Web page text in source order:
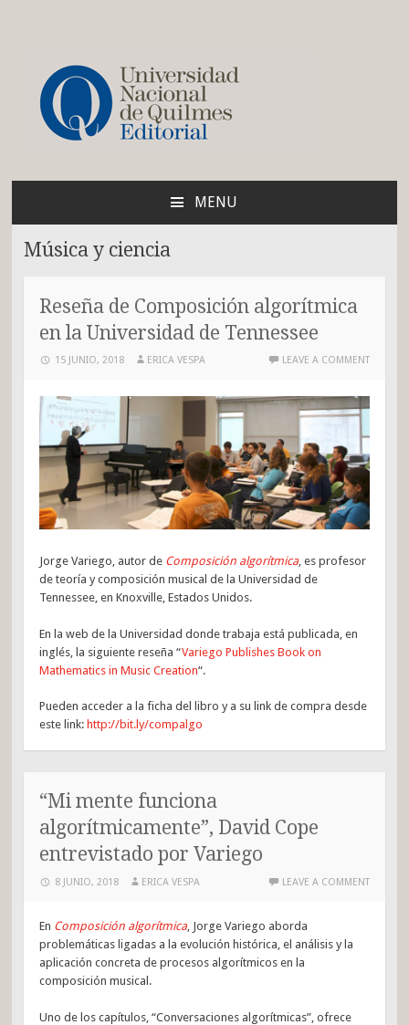
Blog de la Editorial de
MENU
CONTENT
Música y ciencia
Reseña de Composición algorítmica
en la Universidad de Tennessee
15 JUNIO, 2018 ERICA VESPA LEAVE A COMMENT
Jorge Variego, autor de Composición algorítmica, es profesor
de teoría y composición musical de la Universidad de
Tennessee, en Knoxville, Estados Unidos.
En la web de la Universidad donde trabaja está publicada, en
inglés, la siguiente reseña “Variego Publishes Book on
Mathematics in Music Creation“.
Pueden acceder a la ficha del libro y a su link de compra desde
este link: http://bit.ly/compalgo
“Mi mente funciona
algorítmicamente”, David Cope
entrevistado por Variego
8 JUNIO, 2018 ERICA VESPA LEAVE A COMMENT
En Composición algorítmica, Jorge Variego aborda
problemáticas ligadas a la evolución histórica, el análisis y la
aplicación concreta de procesos algorítmicos en la
composición musical.
Uno de los capítulos, “Conversaciones algorítmicas”, ofrece